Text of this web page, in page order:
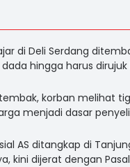
di Deli Serdang
hingga harus
korban melihat
menjadi dasar
AS ditangkap di
kini dijerat dengan